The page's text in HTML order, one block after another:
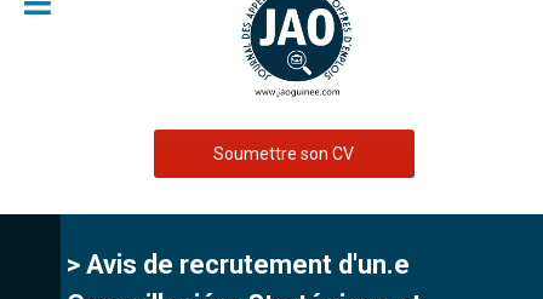
Soumettre son CV
> Avis de recrutement d'un.e